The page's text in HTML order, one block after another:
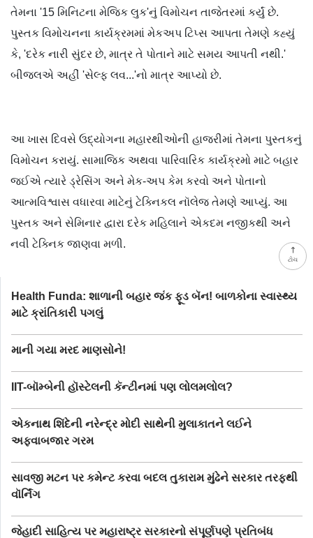
ટોચ
તેમના '15 મિનિટના મેજિક લુક'નું વિમોચન તાજેતરમાં કર્યું છે.
પુસ્તક વિમોચનના કાર્યક્રમમાં મેકઅપ ટિપ્સ આપતા તેમણે કહ્યું
કે, 'દરેક નારી સુંદર છે, માત્ર તે પોતાને માટે સમય આપતી નથી.'
બીજલએ અહીં 'સેલ્ફ લવ...'નો માત્ર આપ્યો છે.
આ ખાસ દિવસે ઉદ્યોગના મહારથીઓની હાજરીમાં તેમના પુસ્તકનું
વિમોચન કરાયું. સામાજિક અથવા પારિવારિક કાર્યક્રમો માટે બહાર
જઈએ ત્યારે ડ્રેસિંગ અને મેક-અપ કેમ કરવો અને પોતાનો
આત્મવિશ્વાસ વધારવા માટેનું ટેક્નિકલ નૉલેજ તેમણે આપ્યું. આ
પુસ્તક અને સેમિનાર દ્વારા દરેક મહિલાને એકદમ નજીકથી અને
નવી ટેક્નિક જાણવા મળી.
Health Funda: શાળાની બહાર જંક ફૂડ બૅન! બાળકોના સ્વાસ્થ્ય
માટે ક્રાંતિકારી પગલું
માની ગયા મરદ માણસોને!
IIT-બૉમ્બેની હૉસ્ટેલની કૅન્ટીનમાં પણ લોલમલોલ?
એકનાથ શિંદેની નરેન્દ્ર મોદી સાથેની મુલાકાતને લઈને
અફવાબજાર ગરમ
સાવજી મટન પર કમેન્ટ કરવા બદલ તુકારામ મુંઢેને સરકાર તરફથી
વૉર્નિંગ
જેહાદી સાહિત્ય પર મહારાષ્ટ્ર સરકારનો સંપૂર્ણપણે પ્રતિબંધ